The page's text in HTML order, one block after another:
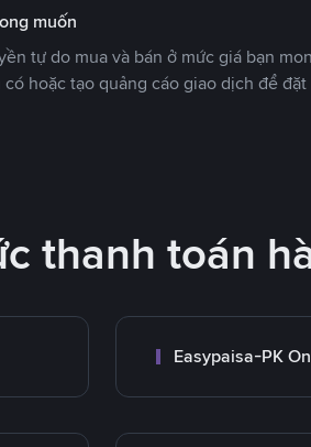
muốn
tự do mua và bán ở mức giá bạn
hoặc tạo quảng cáo giao dịch để
thanh toán
Easypaisa-PK